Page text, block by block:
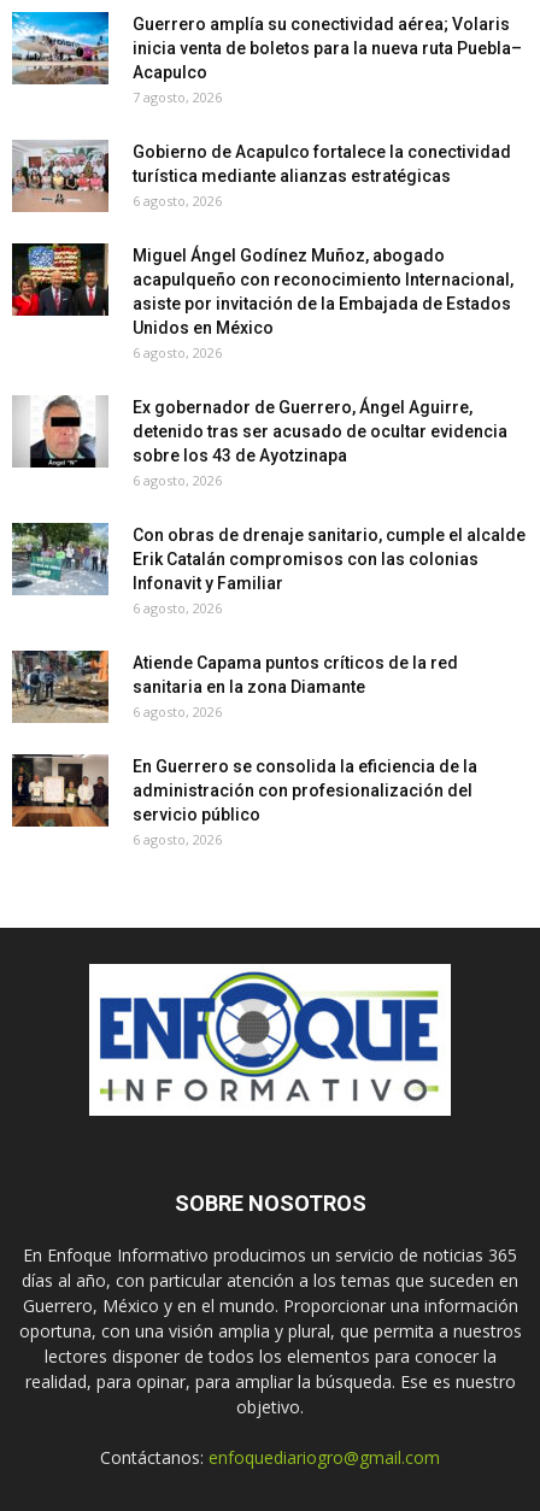
Guerrero amplía su conectividad aérea; Volaris
inicia venta de boletos para la nueva ruta Puebla–
Acapulco
7 agosto, 2026
Gobierno de Acapulco fortalece la conectividad
turística mediante alianzas estratégicas
6 agosto, 2026
Miguel Ángel Godínez Muñoz, abogado
acapulqueño con reconocimiento Internacional,
asiste por invitación de la Embajada de Estados
Unidos en México
6 agosto, 2026
Ex gobernador de Guerrero, Ángel Aguirre,
detenido tras ser acusado de ocultar evidencia
sobre los 43 de Ayotzinapa
6 agosto, 2026
Con obras de drenaje sanitario, cumple el alcalde
Erik Catalán compromisos con las colonias
Infonavit y Familiar
6 agosto, 2026
Atiende Capama puntos críticos de la red
sanitaria en la zona Diamante
6 agosto, 2026
En Guerrero se consolida la eficiencia de la
administración con profesionalización del
servicio público
6 agosto, 2026
SOBRE NOSOTROS
En Enfoque Informativo producimos un servicio de noticias 365
días al año, con particular atención a los temas que suceden en
Guerrero, México y en el mundo. Proporcionar una información
oportuna, con una visión amplia y plural, que permita a nuestros
lectores disponer de todos los elementos para conocer la
realidad, para opinar, para ampliar la búsqueda. Ese es nuestro
objetivo.
Contáctanos: enfoquediariogro@gmail.com